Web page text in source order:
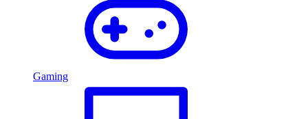
Gaming